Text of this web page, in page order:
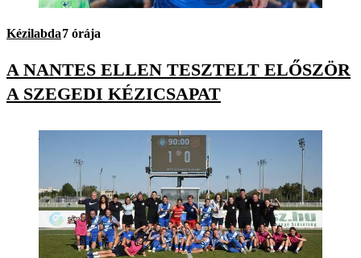
Kézilabda7 órája
A NANTES ELLEN TESZTELT ELŐSZÖR
A SZEGEDI KÉZICSAPAT